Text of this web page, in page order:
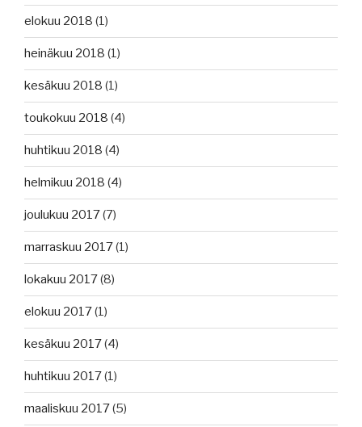
elokuu 2018 (1)
heinäkuu 2018 (1)
kesäkuu 2018 (1)
toukokuu 2018 (4)
huhtikuu 2018 (4)
helmikuu 2018 (4)
joulukuu 2017(7)
marraskuu 2017(1)
lokakuu 2017(8)
elokuu 2017(1)
kesäkuu 2017(4)
huhtikuu 2017(1)
maaliskuu 2017(5)